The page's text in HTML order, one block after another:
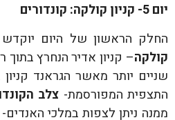
יום 5- קניון קולקה: קונדורים
החלק הראשון של היום
קולקה– קניון אדיר הנחרץ
שניים יותר מאשר הגראנד
התצפית המפורסמת- צלב
ממנה ניתן לצפות במלכי האנדים-